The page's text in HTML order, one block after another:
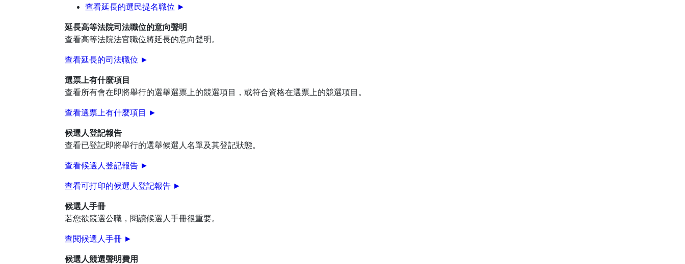
查看延長的選民提名職位 ►
延長高等法院司法職位的意向聲明
查看高等法院法官職位將延長的意向聲明。
查看延長的司法職位 ►
選票上有什麼項目
查看所有會在即將舉行的選舉選票上的競選項目，或符合資格在選票上的競選項目。
查看選票上有什麼項目 ►
候選人登記報告
查看已登記即將舉行的選舉候選人名單及其登記狀態。
查看候選人登記報告 ►
查看可打印的候選人登記報告 ►
候選人手冊
若您欲競選公職，閱讀候選人手冊很重要。
查閱候選人手冊 ►
候選人競選聲明費用